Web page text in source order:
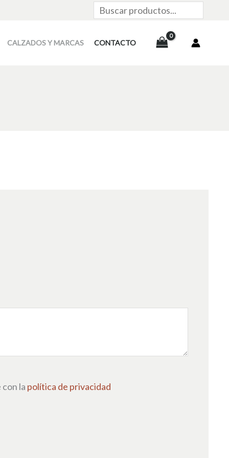
Buscar
CALZADOS Y MARCAS CONTACTO
la política de privacidad